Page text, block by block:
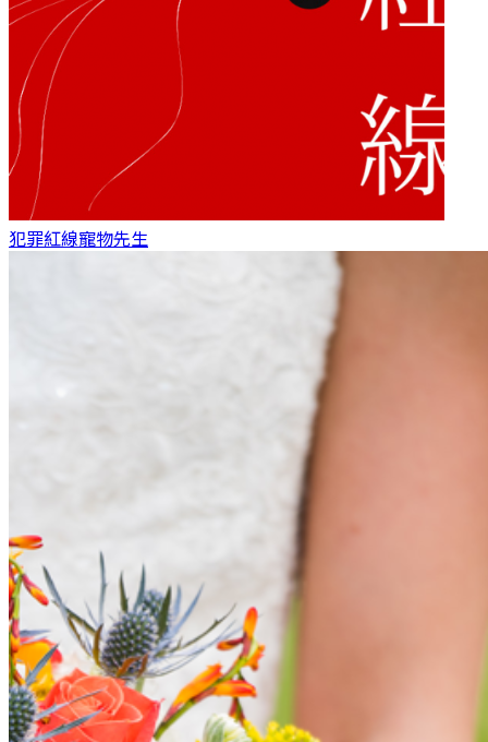
犯罪紅線寵物先生